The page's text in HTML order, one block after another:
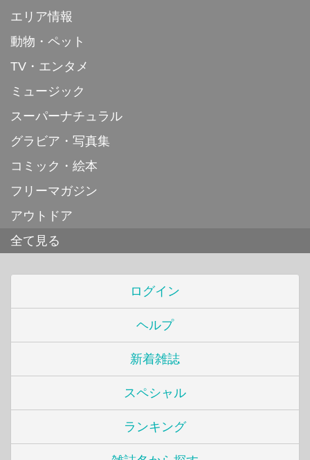
エリア情報
動物・ペット
TV・エンタメ
ミュージック
スーパーナチュラル
グラビア・写真集
コミック・絵本
フリーマガジン
アウトドア
全て見る
ログイン
ヘルプ
新着雑誌
スペシャル
ランキング